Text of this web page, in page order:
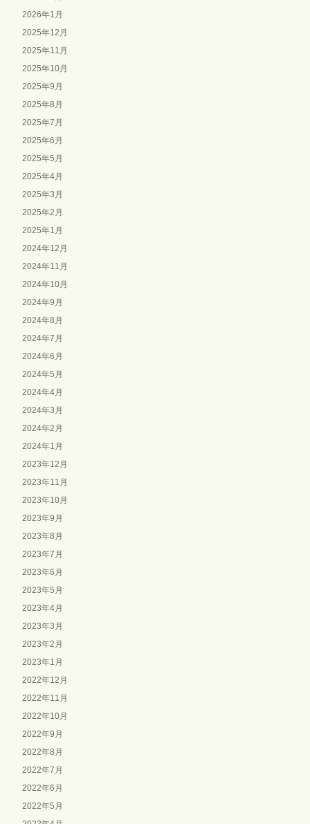
2026年1月
2025年12月
2025年11月
2025年10月
2025年9月
2025年8月
2025年7月
2025年6月
2025年5月
2025年4月
2025年3月
2025年2月
2025年1月
2024年12月
2024年11月
2024年10月
2024年9月
2024年8月
2024年7月
2024年6月
2024年5月
2024年4月
2024年3月
2024年2月
2024年1月
2023年12月
2023年11月
2023年10月
2023年9月
2023年8月
2023年7月
2023年6月
2023年5月
2023年4月
2023年3月
2023年2月
2023年1月
2022年12月
2022年11月
2022年10月
2022年9月
2022年8月
2022年7月
2022年6月
2022年5月